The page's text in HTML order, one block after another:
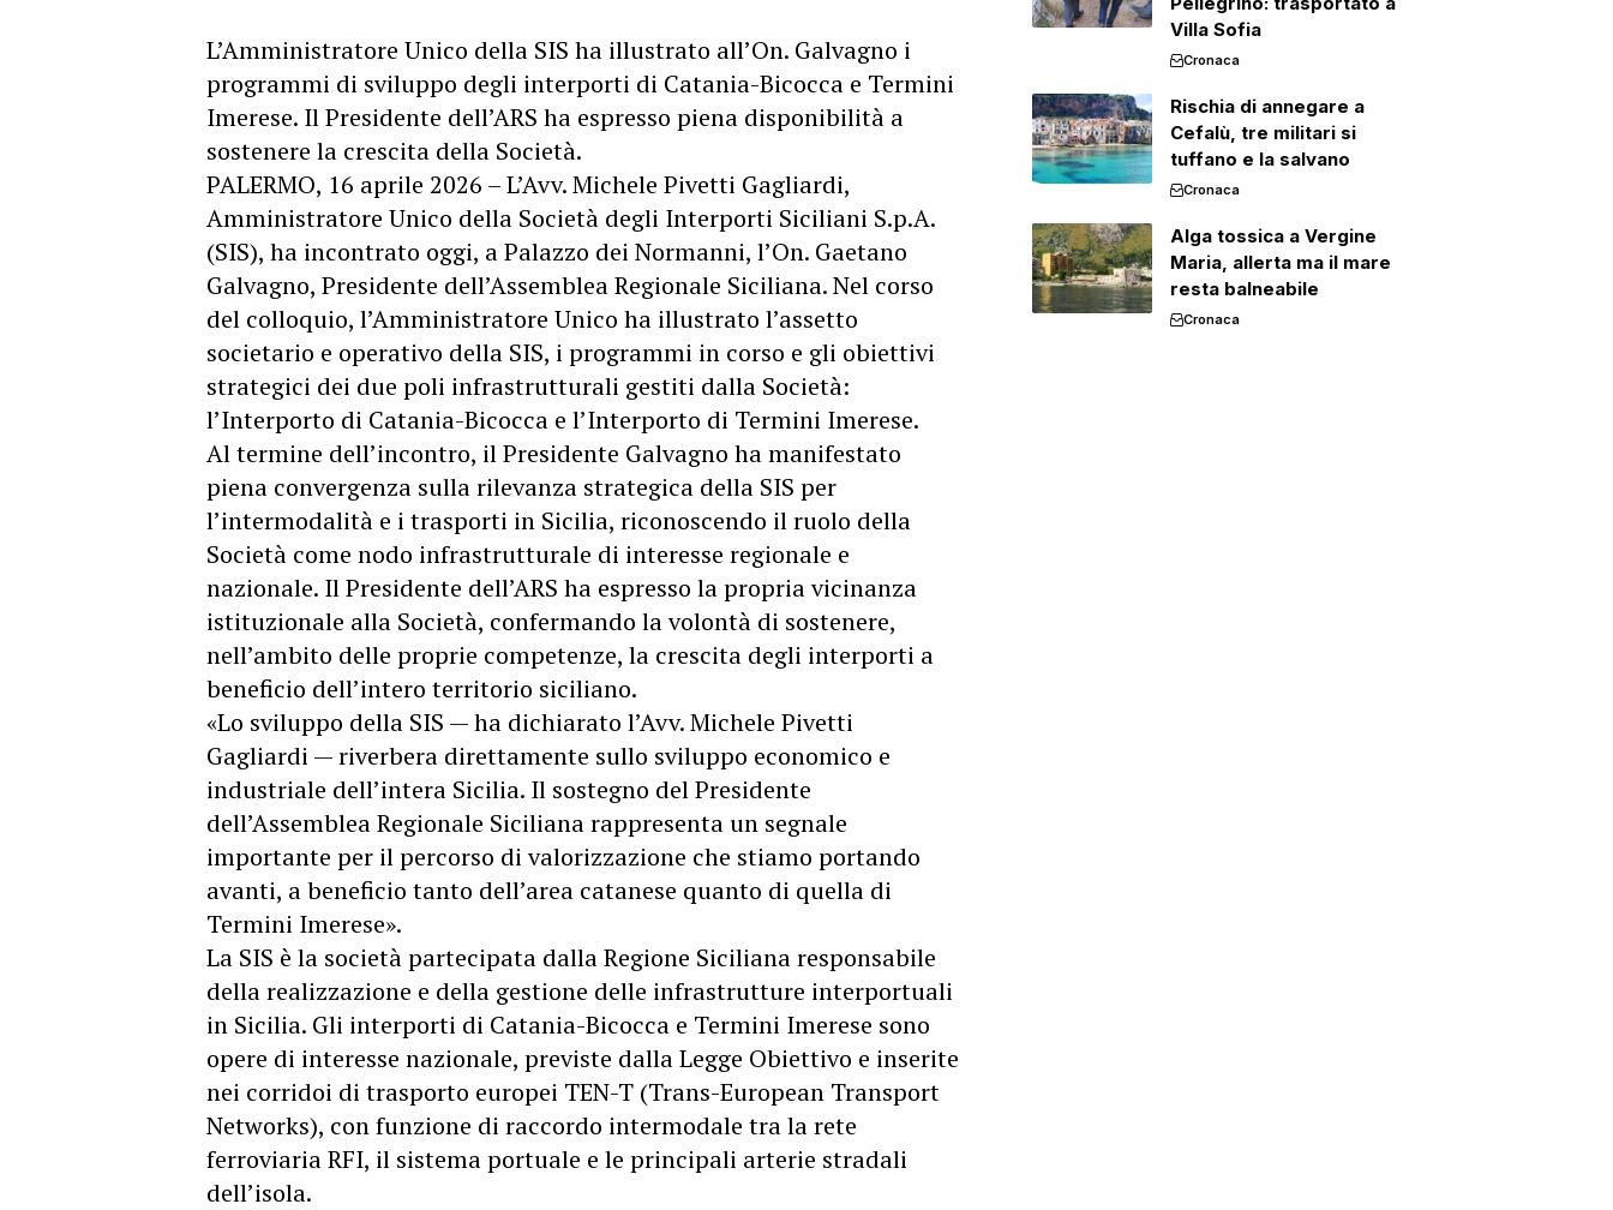
L’Amministratore Unico della SIS ha illustrato all’On. Galvagno i
programmi di sviluppo degli interporti di Catania-Bicocca e Termini
Imerese. Il Presidente dell’ARS ha espresso piena disponibilità a
sostenere la crescita della Società.
PALERMO, 16 aprile 2026 – L’Avv. Michele Pivetti Gagliardi,
Amministratore Unico della Società degli Interporti Siciliani S.p.A.
(SIS), ha incontrato oggi, a Palazzo dei Normanni, l’On. Gaetano
Galvagno, Presidente dell’Assemblea Regionale Siciliana. Nel corso
del colloquio, l’Amministratore Unico ha illustrato l’assetto
societario e operativo della SIS, i programmi in corso e gli obiettivi
strategici dei due poli infrastrutturali gestiti dalla Società:
l’Interporto di Catania-Bicocca e l’Interporto di Termini Imerese.
Al termine dell’incontro, il Presidente Galvagno ha manifestato
piena convergenza sulla rilevanza strategica della SIS per
l’intermodalità e i trasporti in Sicilia, riconoscendo il ruolo della
Società come nodo infrastrutturale di interesse regionale e
nazionale. Il Presidente dell’ARS ha espresso la propria vicinanza
istituzionale alla Società, confermando la volontà di sostenere,
nell’ambito delle proprie competenze, la crescita degli interporti a
beneficio dell’intero territorio siciliano.
«Lo sviluppo della SIS — ha dichiarato l’Avv. Michele Pivetti
Gagliardi — riverbera direttamente sullo sviluppo economico e
industriale dell’intera Sicilia. Il sostegno del Presidente
dell’Assemblea Regionale Siciliana rappresenta un segnale
importante per il percorso di valorizzazione che stiamo portando
avanti, a beneficio tanto dell’area catanese quanto di quella di
Termini Imerese».
La SIS è la società partecipata dalla Regione Siciliana responsabile
della realizzazione e della gestione delle infrastrutture interportuali
in Sicilia. Gli interporti di Catania-Bicocca e Termini Imerese sono
opere di interesse nazionale, previste dalla Legge Obiettivo e inserite
nei corridoi di trasporto europei TEN-T (Trans-European Transport
Networks), con funzione di raccordo intermodale tra la rete
ferroviaria RFI, il sistema portuale e le principali arterie stradali
dell’isola.
Villa Sofia
Cronaca
Rischia di annegare a
Cefalù, tre militari si
tuffano e la salvano
Cronaca
Alga tossica a Vergine
Maria, allerta ma il mare
resta balneabile
Cronaca